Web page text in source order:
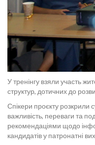
У тренінгу взяли участь
структур, дотичних до
Спікери проєкту розкрили
важливість, переваги та
рекомендаціями щодо
кандидатів у патронатні